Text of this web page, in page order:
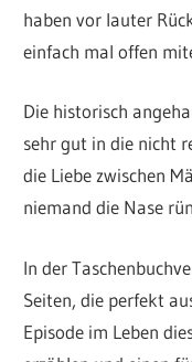
haben vor lauter
einfach mal offen
Die historisch
sehr gut in die nicht
die Liebe zwischen
niemand die Nase
In der
Seiten, die perfekt
Episode im Leben